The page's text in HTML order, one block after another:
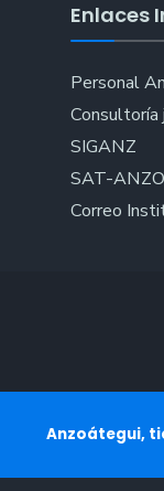
Enlaces
Personal
Consultoría
SIGANZ
SAT-
Correo
Anzoátegui,